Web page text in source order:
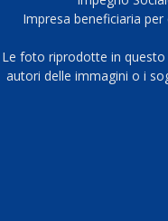
Impresa beneficiaria
Le foto riprodotte in
autori delle immagini o i